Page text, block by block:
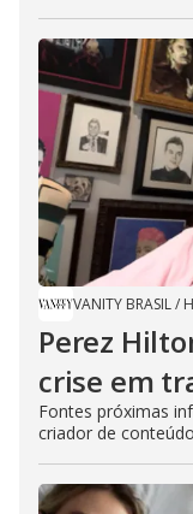
VANITY BRASIL/
Perez
crise em
Fontes próximas
criador de